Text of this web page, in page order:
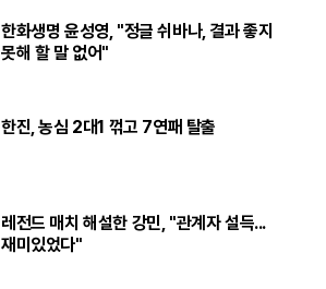
한화생명 윤성영, "정글 쉬바나, 결과 좋지
못해 할 말 없어"
한진, 농심 2대1 꺾고 7연패 탈출
레전드 매치 해설한 강민, "관계자 설득...
재미있었다"